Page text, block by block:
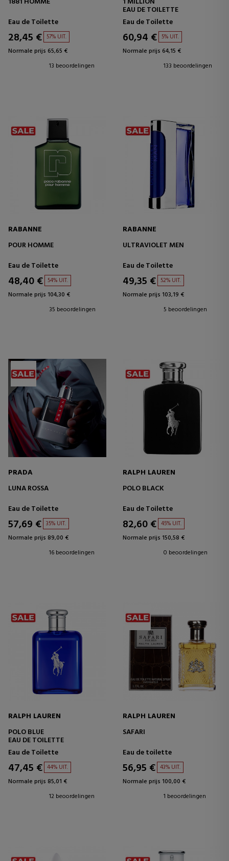
Eau de Toilette
28,45 € 57% UIT.
Normale prijs 65,65 €
13 beoordelingen
EAU DE TOILETTE
Eau de Toilette
60,94 € 5% UIT.
Normale prijs 64,15 €
133 beoordelingen
RABANNE
POUR HOMME
Eau de Toilette
48,40 € 54% UIT.
Normale prijs 104,30 €
35 beoordelingen
RABANNE
ULTRAVIOLET MEN
Eau de Toilette
49,35 € 52% UIT.
Normale prijs 103,19 €
5 beoordelingen
PRADA
LUNA ROSSA
Eau de Toilette
57,69 € 35% UIT.
Normale prijs 89,00 €
16 beoordelingen
RALPH LAUREN
POLO BLACK
Eau de Toilette
82,60 € 45% UIT.
Normale prijs 150,58 €
0 beoordelingen
RALPH LAUREN
POLO BLUE
EAU DE TOILETTE
Eau de Toilette
47,45 € 44% UIT.
Normale prijs 85,01 €
12 beoordelingen
RALPH LAUREN
SAFARI
Eau de toilette
56,95 € 43% UIT.
Normale prijs 100,00 €
1 beoordelingen